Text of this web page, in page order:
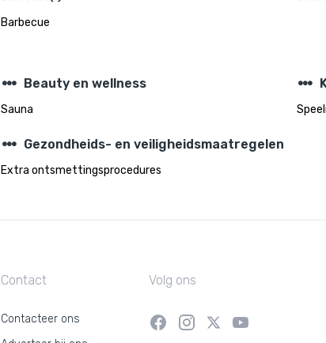
Barbecue
steppers Beauty en wellness
Sauna
steppers
steppers Gezondheids- en veiligheidsmaatregelen
Extra ontsmettingsprocedures
Contact
Contacteer ons
Volg ons